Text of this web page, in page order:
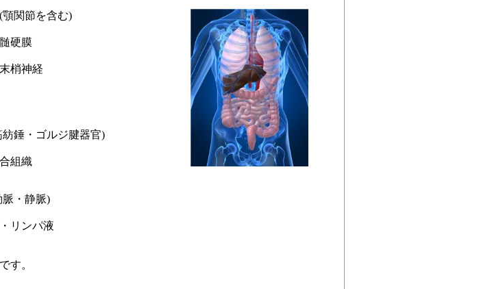
を含む)
膜
神経
ゴルジ腱器官)
織
静脈)
ンパ液
す。